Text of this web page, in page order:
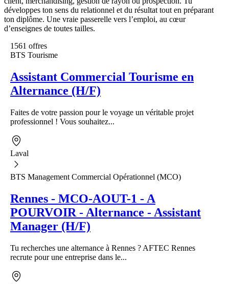
développes ton sens du relationnel et du résultat tout en préparant
ton diplôme. Une vraie passerelle vers l’emploi, au cœur
d’enseignes de toutes tailles.
1561 offres
BTS Tourisme
Assistant Commercial Tourisme en
Alternance (H/F)
Faites de votre passion pour le voyage un véritable projet
professionnel ! Vous souhaitez...
Laval
BTS Management Commercial Opérationnel (MCO)
Rennes - MCO-AOUT-1 - A
POURVOIR - Alternance - Assistant
Manager (H/F)
Tu recherches une alternance à Rennes ? AFTEC Rennes
recrute pour une entreprise dans le...